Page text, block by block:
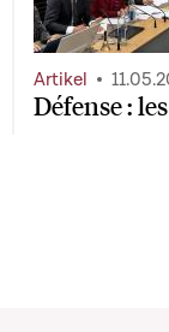
Défense :
Artikel